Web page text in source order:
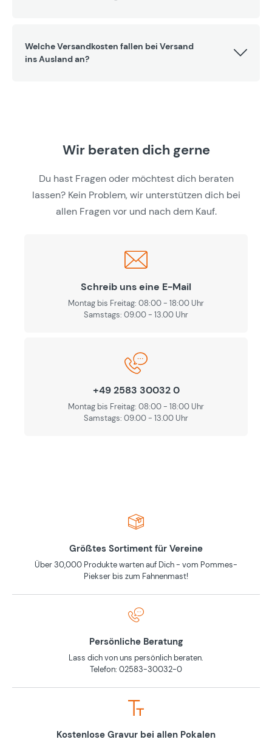
Welche Versandkosten fallen bei Versand
ins Ausland an?
Wir beraten dich gerne
Du hast Fragen oder möchtest dich beraten
lassen? Kein Problem, wir unterstützen dich bei
allen Fragen vor und nach dem Kauf.
Schreib uns eine E-Mail
Montag bis Freitag: 08:00 - 18:00 Uhr
Samstags: 09.00 - 13.00 Uhr
+49 2583 30032 0
Montag bis Freitag: 08:00 - 18:00 Uhr
Samstags: 09.00 - 13.00 Uhr
Größtes Sortiment für Vereine
Über 30,000 Produkte warten auf Dich - vom Pommes-
Piekser bis zum Fahnenmast!
Persönliche Beratung
Lass dich von uns persönlich beraten.
Telefon: 02583-30032-0
Kostenlose Gravur bei allen Pokalen